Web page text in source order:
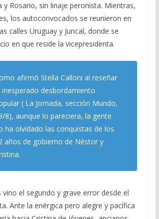
y Rosario, sin linaje peronista. Mientras,
los autoconvocados se reunieron en
calles Uruguay y Juncal, donde se
en que reside la vicepresidenta.
afirmó Stella Calloni al reseñar
inesperado desbordamiento
( La Jornada, sección Mundo,
8), aunque lo pareciera, la gente
ha olvidado las conquistas de los
años de gobierno de Néstor y
vino el segundo y grave error desde el
Ante la enérgica pero alegre y pacífica